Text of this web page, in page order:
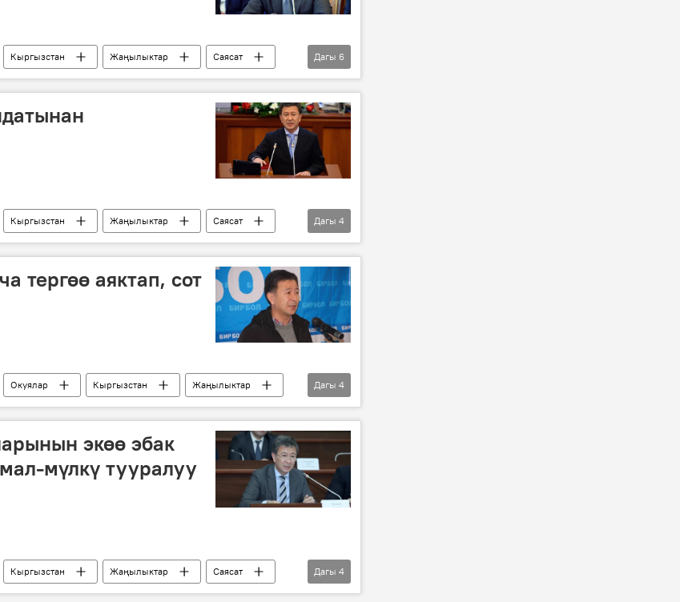
Кыргызстан Жаңылыктар
Саясат
Жогорку Кеңеш БШК
сот
Дагы 6
Кыргызстан Жаңылыктар
Саясат
сот тергөө
Дагы 4
тергөө аяктап, сот
Окуялар Кыргызстан
Жаңылыктар
сот тергөө
Дагы 4
экөө эбак
мүлкү тууралуу
Кыргызстан Жаңылыктар
Саясат
боюнча мамлекеттик комитети
кылмыш иши
Дагы 4